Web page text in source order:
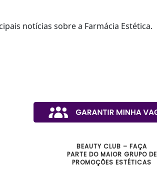
notícias sobre a Farmácia Estética.
BEAUTY CLUB – FAÇA
PARTE DO MAIOR GRUPO DE
PROMOÇÕES ESTÉTICAS